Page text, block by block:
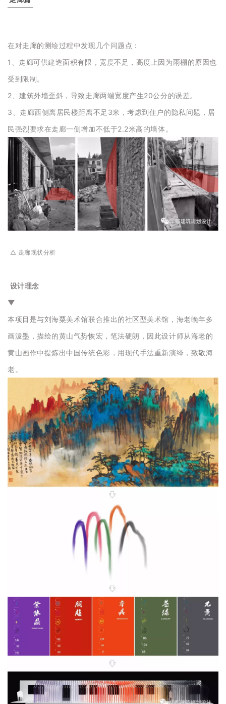
在对走廊的测绘过程中发现几个问题点：
1、走廊可供建造面积有限，宽度不足，高度上因为雨棚的原因也
受到限制。
2、建筑外墙歪斜，导致走廊两端宽度产生20公分的误差。
3、走廊西侧离居民楼距离不足3米，考虑到住户的隐私问题，居
民强烈要求在走廊一侧增加不低于2.2米高的墙体。
△ 走廊现状分析
设计理念
▼
本项目是与刘海粟美术馆联合推出的社区型美术馆，海老晚年多
画泼墨，描绘的黄山气势恢宏，笔法硬朗，因此设计师从海老的
黄山画作中提炼出中国传统色彩，用现代手法重新演绎，致敬海
老。